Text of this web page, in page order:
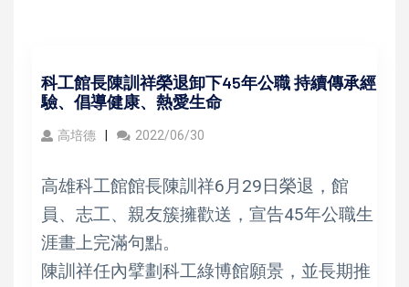
科工館長陳訓祥榮退卸下45年公職 持續傳承經
驗、倡導健康、熱愛生命
高培德 2022/06/30
高雄科工館館長陳訓祥6月29日榮退，館
員、志工、親友簇擁歡送，宣告45年公職生
涯畫上完滿句點。
陳訓祥任內擘劃科工綠博館願景，並長期推